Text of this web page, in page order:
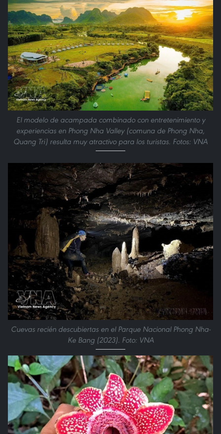
El modelo de acampada combinado con entretenimiento y
experiencias en Phong Nha Valley (comuna de Phong Nha,
Quang Tri) resulta muy atractivo para los turistas. Fotos: VNA
Cuevas recién descubiertas en el Parque Nacional Phong Nha-
Ke Bang (2023). Foto: VNA